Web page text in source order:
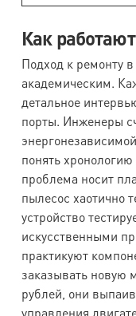
Как
Подход к ремонту
академическим.
детальное
порты. Инженеры
понять
проблема носит
пылесос хаотично
устройство
искусственными
практикуют
заказывать новую
рублей, они
управления